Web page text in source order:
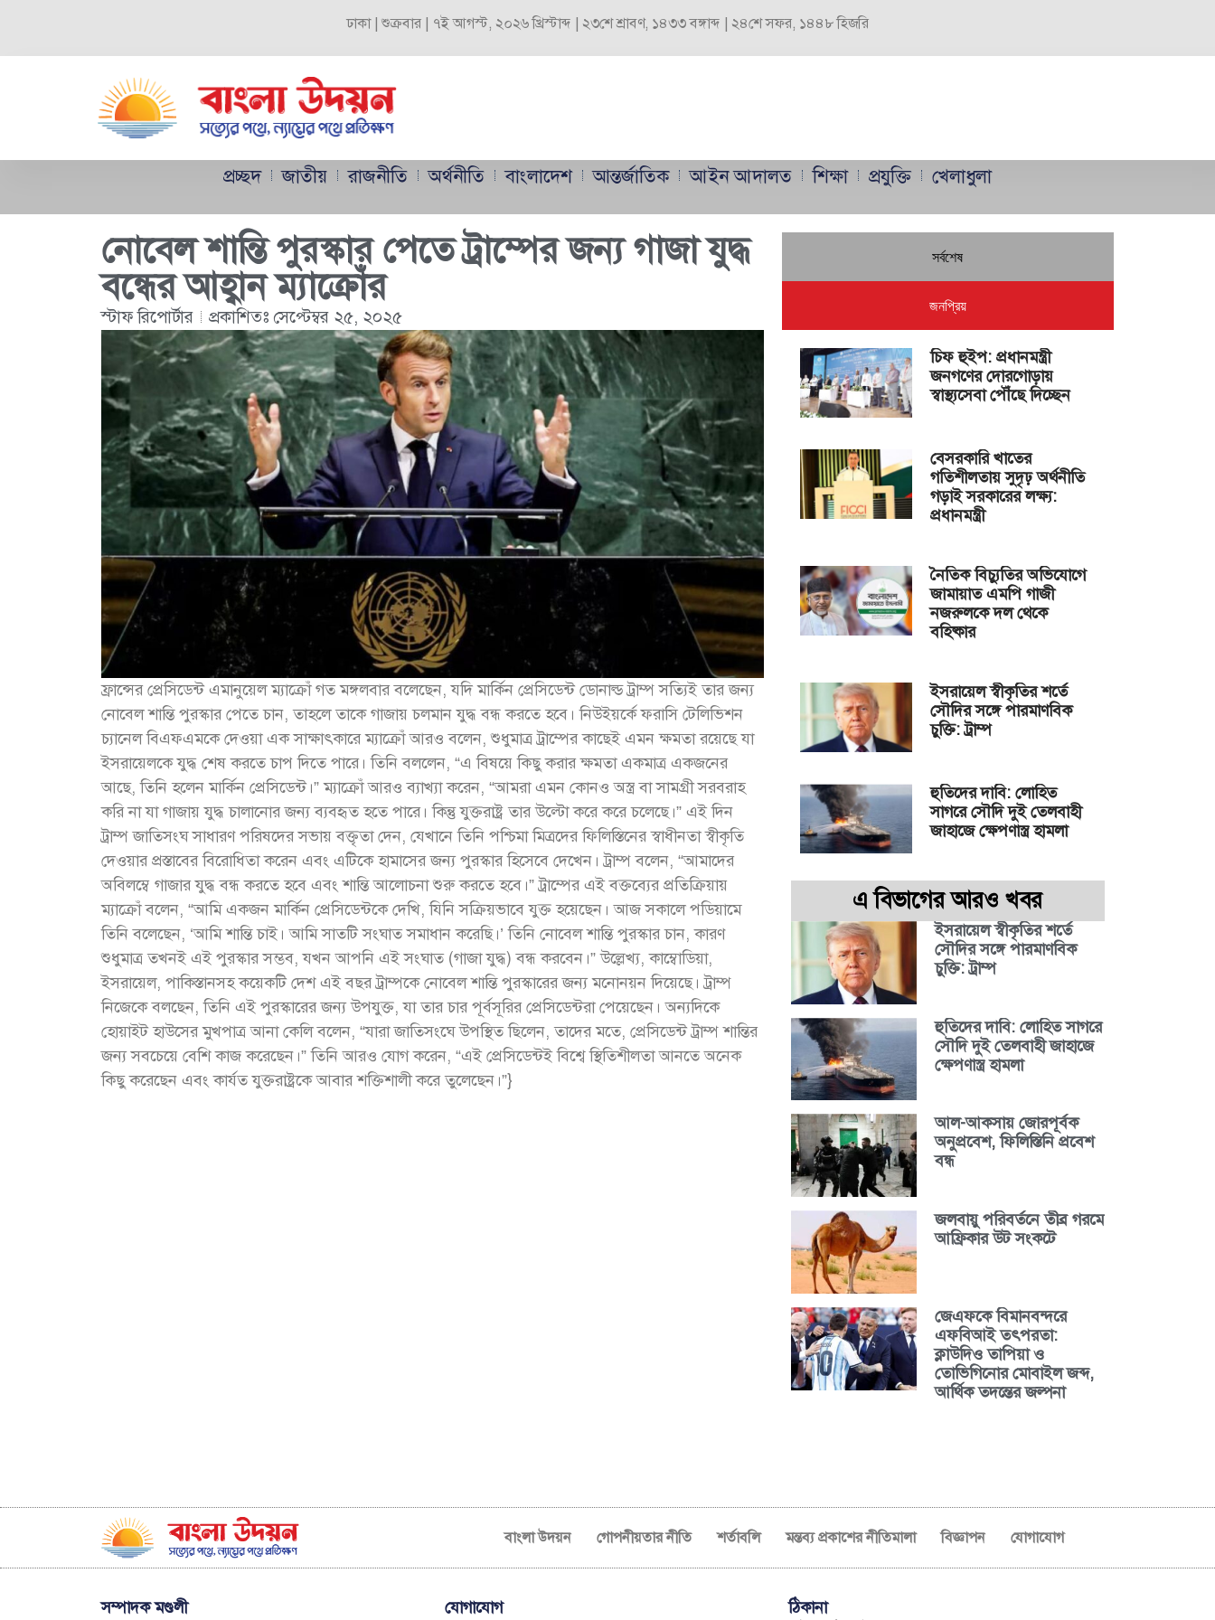
ঢাকা | শুক্রবার | ৭ই আগস্ট, ২০২৬ খ্রিস্টাব্দ | ২৩শে শ্রাবণ, ১৪৩৩ বঙ্গাব্দ | ২৪শে সফর, ১৪৪৮ হিজরি
প্রচ্ছদ জাতীয় রাজনীতি অর্থনীতি বাংলাদেশ আন্তর্জাতিক আইন আদালত শিক্ষা প্রযুক্তি খেলাধুলা
নোবেল শান্তি পুরস্কার পেতে ট্রাম্পের জন্য গাজা যুদ্ধ
বন্ধের আহ্বান ম্যাক্রোঁর
স্টাফ রিপোর্টার প্রকাশিতঃ সেপ্টেম্বর ২৫, ২০২৫
ফ্রান্সের প্রেসিডেন্ট এমানুয়েল ম্যাক্রোঁ গত মঙ্গলবার বলেছেন, যদি মার্কিন প্রেসিডেন্ট ডোনাল্ড ট্রাম্প সত্যিই তার জন্য
নোবেল শান্তি পুরস্কার পেতে চান, তাহলে তাকে গাজায় চলমান যুদ্ধ বন্ধ করতে হবে। নিউইয়র্কে ফরাসি টেলিভিশন
চ্যানেল বিএফএমকে দেওয়া এক সাক্ষাৎকারে ম্যাক্রোঁ আরও বলেন, শুধুমাত্র ট্রাম্পের কাছেই এমন ক্ষমতা রয়েছে যা
ইসরায়েলকে যুদ্ধ শেষ করতে চাপ দিতে পারে। তিনি বললেন, “এ বিষয়ে কিছু করার ক্ষমতা একমাত্র একজনের
আছে, তিনি হলেন মার্কিন প্রেসিডেন্ট।” ম্যাক্রোঁ আরও ব্যাখ্যা করেন, “আমরা এমন কোনও অস্ত্র বা সামগ্রী সরবরাহ
করি না যা গাজায় যুদ্ধ চালানোর জন্য ব্যবহৃত হতে পারে। কিন্তু যুক্তরাষ্ট্র তার উল্টো করে করে চলেছে।” এই দিন
ট্রাম্প জাতিসংঘ সাধারণ পরিষদের সভায় বক্তৃতা দেন, যেখানে তিনি পশ্চিমা মিত্রদের ফিলিস্তিনের স্বাধীনতা স্বীকৃতি
দেওয়ার প্রস্তাবের বিরোধিতা করেন এবং এটিকে হামাসের জন্য পুরস্কার হিসেবে দেখেন। ট্রাম্প বলেন, “আমাদের
অবিলম্বে গাজার যুদ্ধ বন্ধ করতে হবে এবং শান্তি আলোচনা শুরু করতে হবে।” ট্রাম্পের এই বক্তব্যের প্রতিক্রিয়ায়
ম্যাক্রোঁ বলেন, “আমি একজন মার্কিন প্রেসিডেন্টকে দেখি, যিনি সক্রিয়ভাবে যুক্ত হয়েছেন। আজ সকালে পডিয়ামে
তিনি বলেছেন, ‘আমি শান্তি চাই। আমি সাতটি সংঘাত সমাধান করেছি।’ তিনি নোবেল শান্তি পুরস্কার চান, কারণ
শুধুমাত্র তখনই এই পুরস্কার সম্ভব, যখন আপনি এই সংঘাত (গাজা যুদ্ধ) বন্ধ করবেন।” উল্লেখ্য, কাম্বোডিয়া,
ইসরায়েল, পাকিস্তানসহ কয়েকটি দেশ এই বছর ট্রাম্পকে নোবেল শান্তি পুরস্কারের জন্য মনোনয়ন দিয়েছে। ট্রাম্প
নিজেকে বলছেন, তিনি এই পুরস্কারের জন্য উপযুক্ত, যা তার চার পূর্বসূরির প্রেসিডেন্টরা পেয়েছেন। অন্যদিকে
হোয়াইট হাউসের মুখপাত্র আনা কেলি বলেন, “যারা জাতিসংঘে উপস্থিত ছিলেন, তাদের মতে, প্রেসিডেন্ট ট্রাম্প শান্তির
জন্য সবচেয়ে বেশি কাজ করেছেন।” তিনি আরও যোগ করেন, “এই প্রেসিডেন্টই বিশ্বে স্থিতিশীলতা আনতে অনেক
কিছু করেছেন এবং কার্যত যুক্তরাষ্ট্রকে আবার শক্তিশালী করে তুলেছেন।”}
সর্বশেষ
জনপ্রিয়
চিফ হুইপ: প্রধানমন্ত্রী
জনগণের দোরগোড়ায়
স্বাস্থ্যসেবা পৌঁছে দিচ্ছেন
বেসরকারি খাতের
গতিশীলতায় সুদৃঢ় অর্থনীতি
গড়াই সরকারের লক্ষ্য:
প্রধানমন্ত্রী
নৈতিক বিচ্যুতির অভিযোগে
জামায়াত এমপি গাজী
নজরুলকে দল থেকে
বহিষ্কার
ইসরায়েল স্বীকৃতির শর্তে
সৌদির সঙ্গে পারমাণবিক
চুক্তি: ট্রাম্প
হুতিদের দাবি: লোহিত
সাগরে সৌদি দুই তেলবাহী
জাহাজে ক্ষেপণাস্ত্র হামলা
এ বিভাগের আরও খবর
ইসরায়েল স্বীকৃতির শর্তে
সৌদির সঙ্গে পারমাণবিক
চুক্তি: ট্রাম্প
হুতিদের দাবি: লোহিত সাগরে
সৌদি দুই তেলবাহী জাহাজে
ক্ষেপণাস্ত্র হামলা
আল-আকসায় জোরপূর্বক
অনুপ্রবেশ, ফিলিস্তিনি প্রবেশ
বন্ধ
জলবায়ু পরিবর্তনে তীব্র গরমে
আফ্রিকার উট সংকটে
জেএফকে বিমানবন্দরে
এফবিআই তৎপরতা:
ক্লাউদিও তাপিয়া ও
তোভিগিনোর মোবাইল জব্দ,
আর্থিক তদন্তের জল্পনা
বাংলা উদয়ন গোপনীয়তার নীতি শর্তাবলি মন্তব্য প্রকাশের নীতিমালা বিজ্ঞাপন যোগাযোগ
সম্পাদক মণ্ডলী যোগাযোগ ঠিকানা